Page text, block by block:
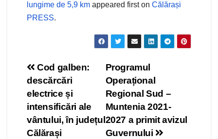
lungime de 5,9 km appeared first on Călărași
PRESS.
Navigare
în
articole
Programul
Operațional
Regional Sud –
Muntenia 2021-
2027 a primit avizul
Guvernului
Cod galben:
descărcări
electrice și
intensificări ale
vântului, în județul
Călărași